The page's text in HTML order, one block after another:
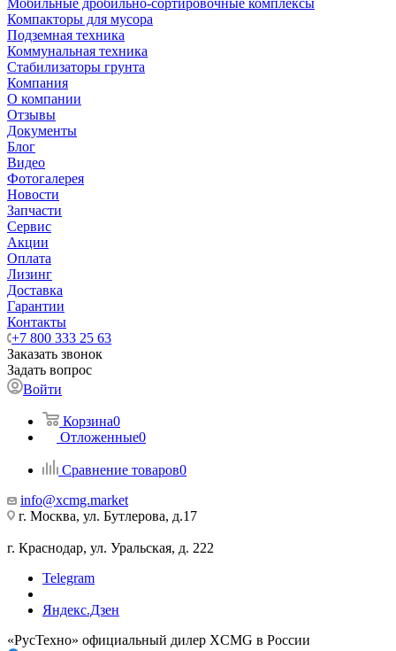
Мобильные дробильно-сортировочные комплексы
Компакторы для мусора
Подземная техника
Коммунальная техника
Стабилизаторы грунта
Компания
О компании
Отзывы
Документы
Блог
Видео
Фотогалерея
Новости
Запчасти
Сервис
Акции
Оплата
Лизинг
Доставка
Гарантии
Контакты
+7 800 333 25 63
Заказать звонок
Задать вопрос
Войти
Корзина0
Отложенные0
Сравнение товаров0
info@xcmg.market
г. Москва, ул. Бутлерова, д.17
г. Краснодар, ул. Уральская, д. 222
Telegram
Яндекс.Дзен
«РусТехно» официальный дилер XCMG в России